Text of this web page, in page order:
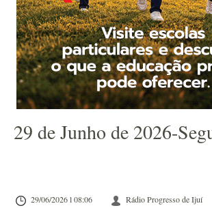
29 de Junho de 2026-
29/06/2026 l 08:06
Rádio Progresso de Ijuí